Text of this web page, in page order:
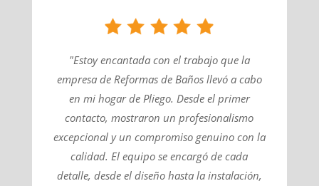
"Estoy encantada con el trabajo que la
empresa de Reformas de Baños llevó a cabo
en mi hogar de Pliego. Desde el primer
contacto, mostraron un profesionalismo
excepcional y un compromiso genuino con la
calidad. El equipo se encargó de cada
detalle, desde el diseño hasta la instalación,